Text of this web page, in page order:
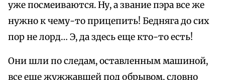
уже посмеиваются. Ну, а звание пэра все же
нужно к чему-то прицепить! Бедняга до сих
пор не лорд… Э, да здесь еще кто-то есть!
Они шли по следам, оставленным машиной,
все еще жужжавшей под обрывом, словно